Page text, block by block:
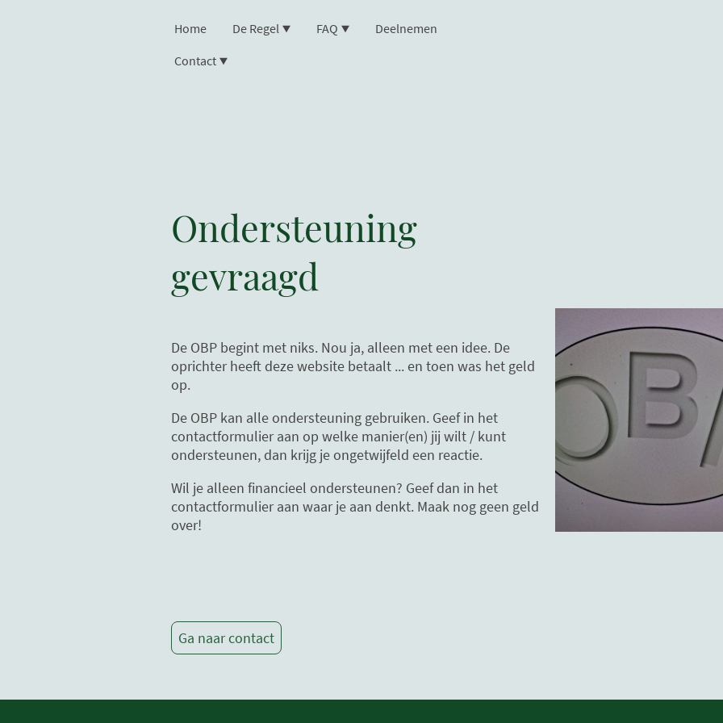
Home De Regel FAQ
Deelnemen
Contact
Ondersteuning
gevraagd
De OBP begint met niks. Nou ja, alleen met een idee. De
oprichter heeft deze website betaalt ... en toen was het geld
op.
De OBP kan alle ondersteuning gebruiken. Geef in het
contactformulier aan op welke manier(en) jij wilt / kunt
ondersteunen, dan krijg je ongetwijfeld een reactie.
Wil je alleen financieel ondersteunen? Geef dan in het
contactformulier aan waar je aan denkt. Maak nog geen geld
over!
Ga naar contact